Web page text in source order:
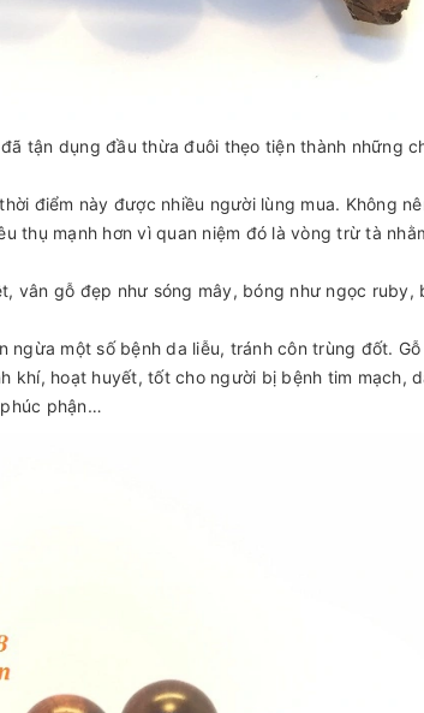
tận dụng đầu thừa đuôi thẹo tiện thành những
điểm này được nhiều người lùng mua. Không
thụ mạnh hơn vì quan niệm đó là vòng trừ tà
vân gỗ đẹp như sóng mây, bóng như ngọc ruby,
một số bệnh da liễu, tránh côn trùng đốt.
khí, hoạt huyết, tốt cho người bị bệnh tim mạch,
phận…